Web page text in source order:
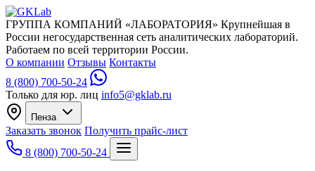
ГРУППА КОМПАНИЙ «ЛАБОРАТОРИЯ» Крупнейшая в
России негосударственная сеть аналитических лабораторий.
Работаем по всей территории России.
О компании Отзывы Контакты
8 (800) 700-50-24
Только для юр. лиц info5@gklab.ru
Пенза
Заказать звонок Получить прайс-лист
8 (800) 700-50-24